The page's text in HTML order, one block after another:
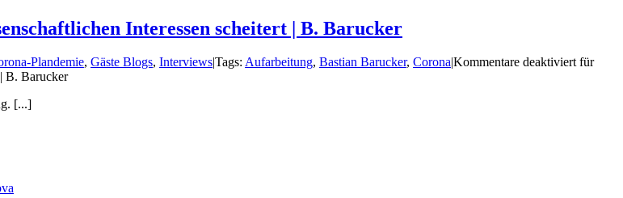
Interessen scheitert | B. Barucker
Plandemie, Gäste Blogs, InterviewsTags: Aufarbeitung, Bastian Barucker, CoronaKommentare deaktiviertfür
B. Barucker
[...]